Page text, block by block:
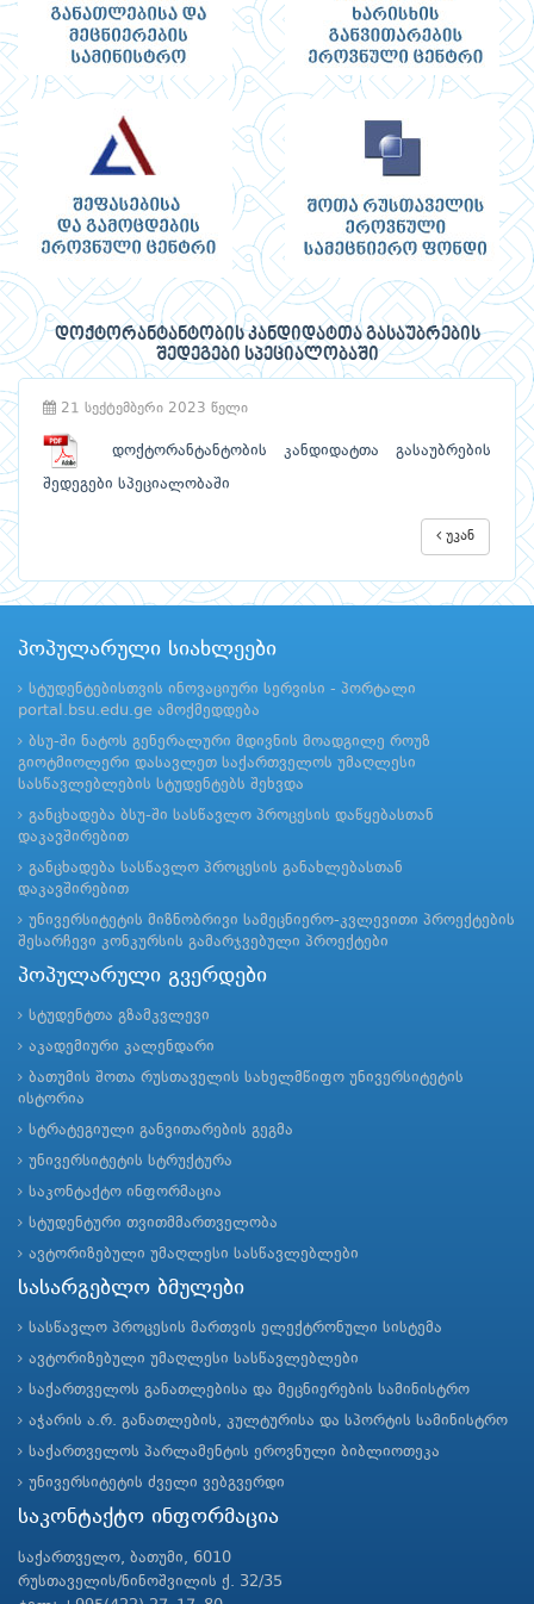
დოქტორანტანტობის კანდიდატთა გასაუბრების
შედეგები სპეციალობაში
21 სექტემბერი 2023 წელი
დოქტორანტანტობის კანდიდატთა გასაუბრების
შედეგები სპეციალობაში
უკან
პოპულარული სიახლეები
სტუდენტებისთვის ინოვაციური სერვისი - პორტალი
portal.bsu.edu.ge ამოქმედდება
ბსუ-ში ნატოს გენერალური მდივნის მოადგილე როუზ
გიოტმიოლერი დასავლეთ საქართველოს უმაღლესი
სასწავლებლების სტუდენტებს შეხვდა
განცხადება ბსუ-ში სასწავლო პროცესის დაწყებასთან
დაკავშირებით
განცხადება სასწავლო პროცესის განახლებასთან
დაკავშირებით
უნივერსიტეტის მიზნობრივი სამეცნიერო-კვლევითი პროექტების
შესარჩევი კონკურსის გამარჯვებული პროექტები
პოპულარული გვერდები
სტუდენტთა გზამკვლევი
აკადემიური კალენდარი
ბათუმის შოთა რუსთაველის სახელმწიფო უნივერსიტეტის
ისტორია
სტრატეგიული განვითარების გეგმა
უნივერსიტეტის სტრუქტურა
საკონტაქტო ინფორმაცია
სტუდენტური თვითმმართველობა
ავტორიზებული უმაღლესი სასწავლებლები
სასარგებლო ბმულები
სასწავლო პროცესის მართვის ელექტრონული სისტემა
ავტორიზებული უმაღლესი სასწავლებლები
საქართველოს განათლებისა და მეცნიერების სამინისტრო
აჭარის ა.რ. განათლების, კულტურისა და სპორტის სამინისტრო
საქართველოს პარლამენტის ეროვნული ბიბლიოთეკა
უნივერსიტეტის ძველი ვებგვერდი
საკონტაქტო ინფორმაცია
საქართველო, ბათუმი, 6010
რუსთაველის/ნინოშვილის ქ. 32/35